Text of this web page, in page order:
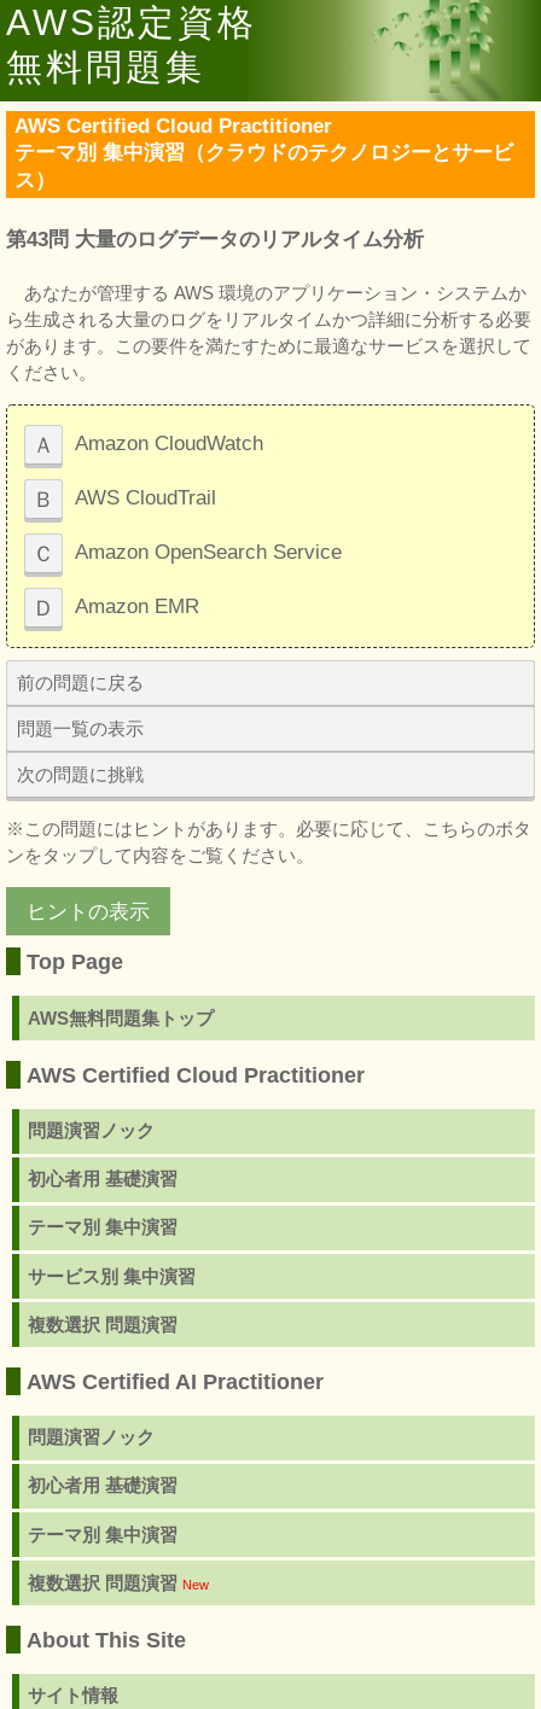
AWS認定資格
無料問題集
AWS Certified Cloud Practitioner
テーマ別 集中演習（クラウドのテクノロジーとサービ
ス）
第43問 大量のログデータのリアルタイム分析
あなたが管理する AWS 環境のアプリケーション・システムか
ら生成される大量のログをリアルタイムかつ詳細に分析する必要
があります。この要件を満たすために最適なサービスを選択して
ください。
Ａ Amazon CloudWatch
Ｂ AWS CloudTrail
Ｃ Amazon OpenSearch Service
Ｄ Amazon EMR
前の問題に戻る
問題一覧の表示
次の問題に挑戦
※この問題にはヒントがあります。必要に応じて、こちらのボタ
ンをタップして内容をご覧ください。
ヒントの表示
Top Page
AWS無料問題集トップ
AWS Certified Cloud Practitioner
問題演習ノック
初心者用 基礎演習
テーマ別 集中演習
サービス別 集中演習
複数選択 問題演習
AWS Certified AI Practitioner
問題演習ノック
初心者用 基礎演習
テーマ別 集中演習
複数選択 問題演習 New
About This Site
サイト情報